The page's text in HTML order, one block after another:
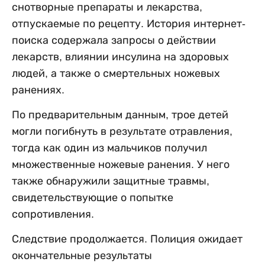
снотворные препараты и лекарства,
отпускаемые по рецепту. История интернет-
поиска содержала запросы о действии
лекарств, влиянии инсулина на здоровых
людей, а также о смертельных ножевых
ранениях.
По предварительным данным, трое детей
могли погибнуть в результате отравления,
тогда как один из мальчиков получил
множественные ножевые ранения. У него
также обнаружили защитные травмы,
свидетельствующие о попытке
сопротивления.
Следствие продолжается. Полиция ожидает
окончательные результаты